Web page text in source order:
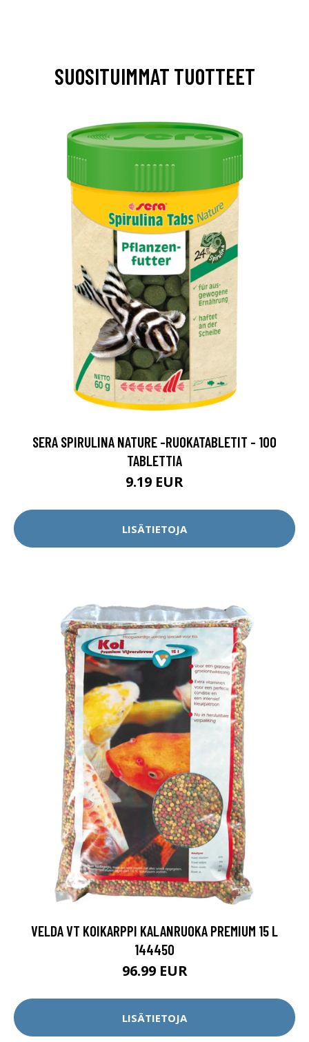
SUOSITUIMMAT TUOTTEET
SERA SPIRULINA NATURE -RUOKATABLETIT - 100
TABLETTIA
9.19 EUR
LISÄTIETOJA
VELDA VT KOIKARPPI KALANRUOKA PREMIUM 15 L
144450
96.99 EUR
LISÄTIETOJA